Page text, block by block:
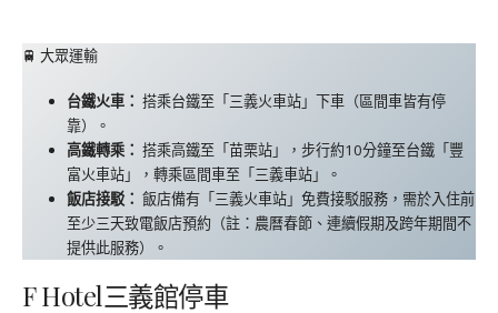
🚆 大眾運輸
台鐵火車： 搭乘台鐵至「三義火車站」下車（區間車皆有停
靠）。
高鐵轉乘： 搭乘高鐵至「苗栗站」，步行約10分鐘至台鐵「豐
富火車站」，轉乘區間車至「三義車站」。
飯店接駁： 飯店備有「三義火車站」免費接駁服務，需於入住前
至少三天致電飯店預約（註：農曆春節、連續假期及跨年期間不
提供此服務）。
F Hotel三義館停車